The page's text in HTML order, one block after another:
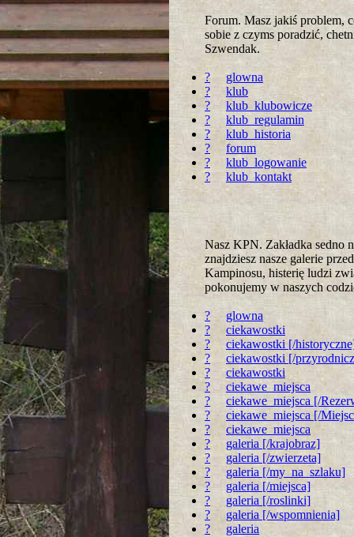
Forum. Masz jakiś problem,
sobie z czyms poradzić,
Szwendak.
?
glowna
?
klub
?
klub_klubowicze
?
klub_regulamin
?
klub_historia
?
forum
?
klub_logowanie
?
klub_kontakt
Nasz KPN. Zakładka sedno
znajdziesz nasze galerie
Kampinosu, histerię ludzi
pokonujemy w naszych
?
glowna
?
ciekawostki
?
ciekawostki [/
?
ciekawostki [/
?
ciekawostki
?
ciekawe_miejsca
?
ciekawe_miejsca [/
?
ciekawe_miejsca [/
?
ciekawe_miejsca
?
galeria [/krajobraz]
?
galeria [/zwierzeta]
?
galeria [/my_na_szlaku]
?
galeria [/miejsca]
?
galeria [/roslinki]
?
galeria [/wspomnienia]
?
galeria